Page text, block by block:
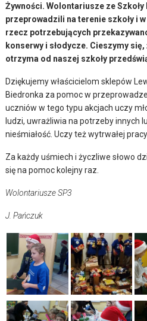
Żywności. Wolontariusze ze
przeprowadzili na terenie szkoły i
rzecz potrzebujących
konserwy i słodycze. Cieszymy
otrzyma od naszej szkoły
Dziękujemy właścicielom sklepów
Biedronka za pomoc w
uczniów w tego typu akcjach uczy
ludzi, uwrażliwia na potrzeby innych
nieśmiałość. Uczy też wytrwałej
Za każdy uśmiech i życzliwe słowo
się na pomoc kolejny raz.
Wolontariusze SP3
J. Pańczuk